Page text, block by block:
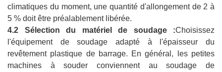
climatiques du moment, une quantité d'allongement de 2 à
5 % doit être préalablement libérée.
4.2 Sélection du matériel de soudage :Choisissez
l'équipement de soudage adapté à l'épaisseur du
revêtement plastique de barrage. En général, les petites
machines à souder conviennent au soudage de